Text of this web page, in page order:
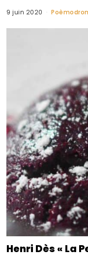
9 juin 2020
Henri Dès « La